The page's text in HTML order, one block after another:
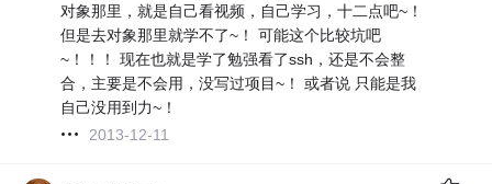
对象那里，就是自己看视频，自己学习，十二点吧~！
但是去对象那里就学不了~！ 可能这个比较坑吧
~！！！ 现在也就是学了勉强看了ssh，还是不会整
合，主要是不会用，没写过项目~！ 或者说 只能是我
自己没用到力~！
2013-12-11